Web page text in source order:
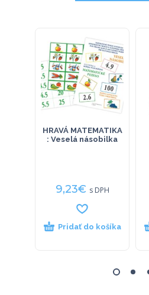
HRAVÁ MATEMATIKA
: Veselá násobilka
9,23€ s DPH
Pridať do košíka